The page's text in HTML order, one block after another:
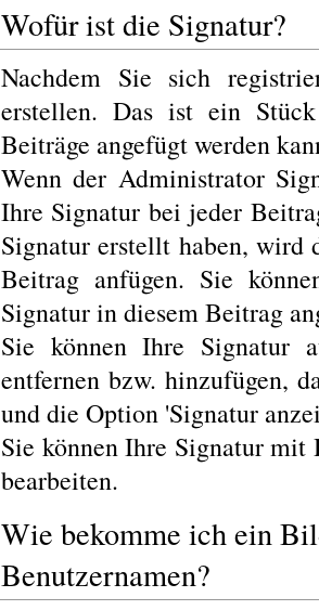
Wofür ist die Signatur?
Nachdem Sie sich
erstellen. Das ist ein
Beiträge angefügt werden
Wenn der Administrator
Ihre Signatur bei jeder
Signatur erstellt haben, wird
Beitrag anfügen. Sie
Signatur in diesem Beitrag
Sie können Ihre Signatur
entfernen bzw. hinzufügen,
und die Option 'Signatur
Sie können Ihre Signatur
bearbeiten.
Wie bekomme ich ein
Benutzernamen?